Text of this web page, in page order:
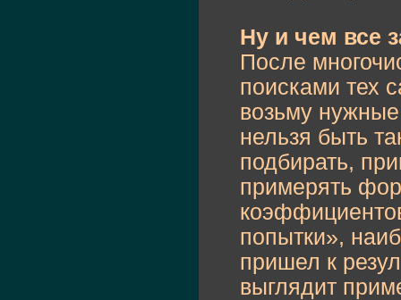
Ну и чем все
После
поисками тех
возьму
нельзя быть
подбирать,
примерять
попытки»,
пришел к
выглядит